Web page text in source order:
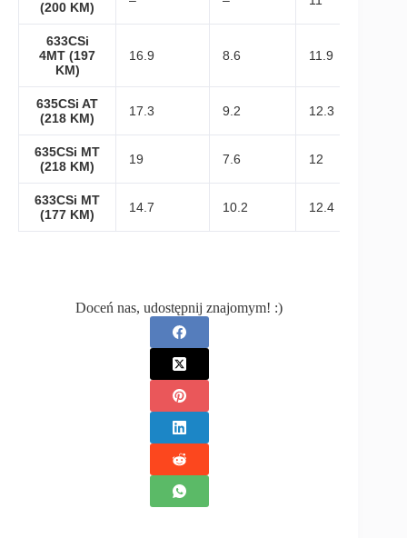
(200 KM)
633CSi
4MT (197
KM)
16.9 8.6 11.9
635CSi AT
(218 KM)
17.3 9.2 12.3
635CSi MT
(218 KM)
19 7.6 12
633CSi MT
(177 KM)
14.7 10.2 12.4
Doceń nas, udostępnij znajomym! :)